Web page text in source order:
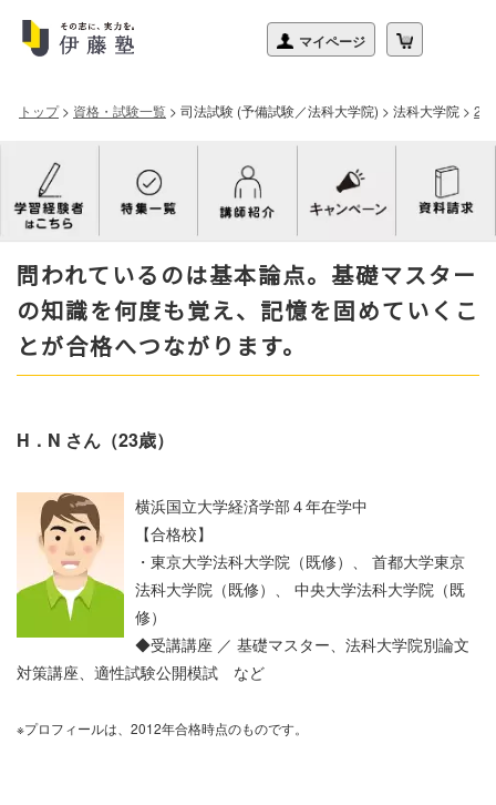
トップ> 資格・試験一覧 > 司法試験 (予備試験／法科大学院) > 法科大学院 >
問われているのは基本論点。基礎マスター
の知識を何度も覚え、記憶を固めていくこ
とが合格へつながります。
H．N さん（23歳）
横浜国立大学経済学部４年在学中
【合格校】
・東京大学法科大学院（既修）、
首都大学東京
法科大学院（既修）、
中央大学法科大学院（既
修）
◆受講講座 ／ 基礎マスター、法科大学院別論文
対策講座、適性試験公開模試 など
※プロフィールは、2012年合格時点のものです。